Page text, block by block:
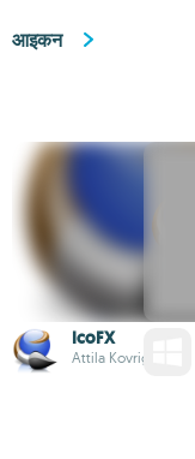
आइकन
IcoFX
Attila Kovrig